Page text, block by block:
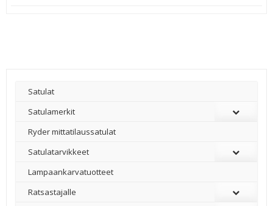
Satulat
Satulamerkit
Ryder mittatilaussatulat
Satulatarvikkeet
–
Lampaankarvatuotteet
Ratsastajalle